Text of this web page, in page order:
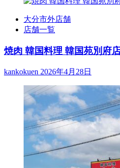
大分市外店舗
店舗一覧
焼肉 韓国料理 韓国苑別府
kankokuen 2026年4月28日